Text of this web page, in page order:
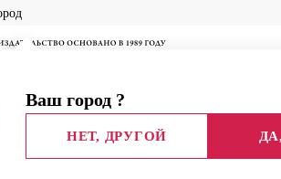
Ваш город ?
НЕТ, ДРУГОЙ
Блог издательства Подборка От